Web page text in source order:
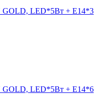
GOLD, LED*5Вт + Е14*3
GOLD, LED*5Вт + E14*6